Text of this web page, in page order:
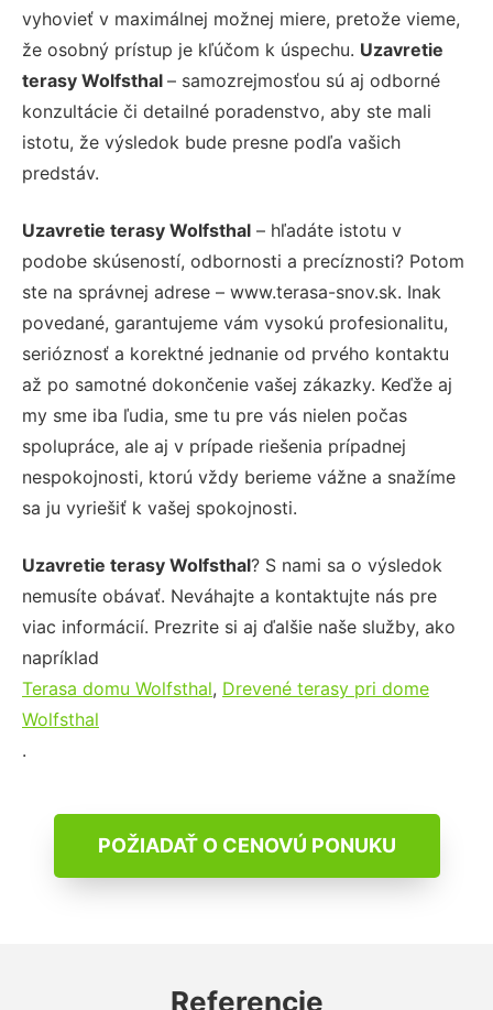
vyhovieť v maximálnej možnej miere, pretože vieme,
že osobný prístup je kľúčom k úspechu. Uzavretie
terasy Wolfsthal – samozrejmosťou sú aj odborné
konzultácie či detailné poradenstvo, aby ste mali
istotu, že výsledok bude presne podľa vašich
predstáv.
Uzavretie terasy Wolfsthal – hľadáte istotu v
podobe skúseností, odbornosti a precíznosti? Potom
ste na správnej adrese – www.terasa-snov.sk. Inak
povedané, garantujeme vám vysokú profesionalitu,
serióznosť a korektné jednanie od prvého kontaktu
až po samotné dokončenie vašej zákazky. Keďže aj
my sme iba ľudia, sme tu pre vás nielen počas
spolupráce, ale aj v prípade riešenia prípadnej
nespokojnosti, ktorú vždy berieme vážne a snažíme
sa ju vyriešiť k vašej spokojnosti.
Uzavretie terasy Wolfsthal? S nami sa o výsledok
nemusíte obávať. Neváhajte a kontaktujte nás pre
viac informácií. Prezrite si aj ďalšie naše služby, ako
napríklad
Terasa domu Wolfsthal, Drevené terasy pri dome
Wolfsthal
.
POŽIADAŤ O CENOVÚ PONUKU
Referencie